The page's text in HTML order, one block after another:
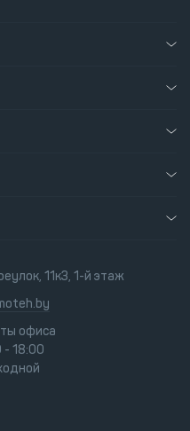
11к3, 1-й этаж
офиса
- 18:00